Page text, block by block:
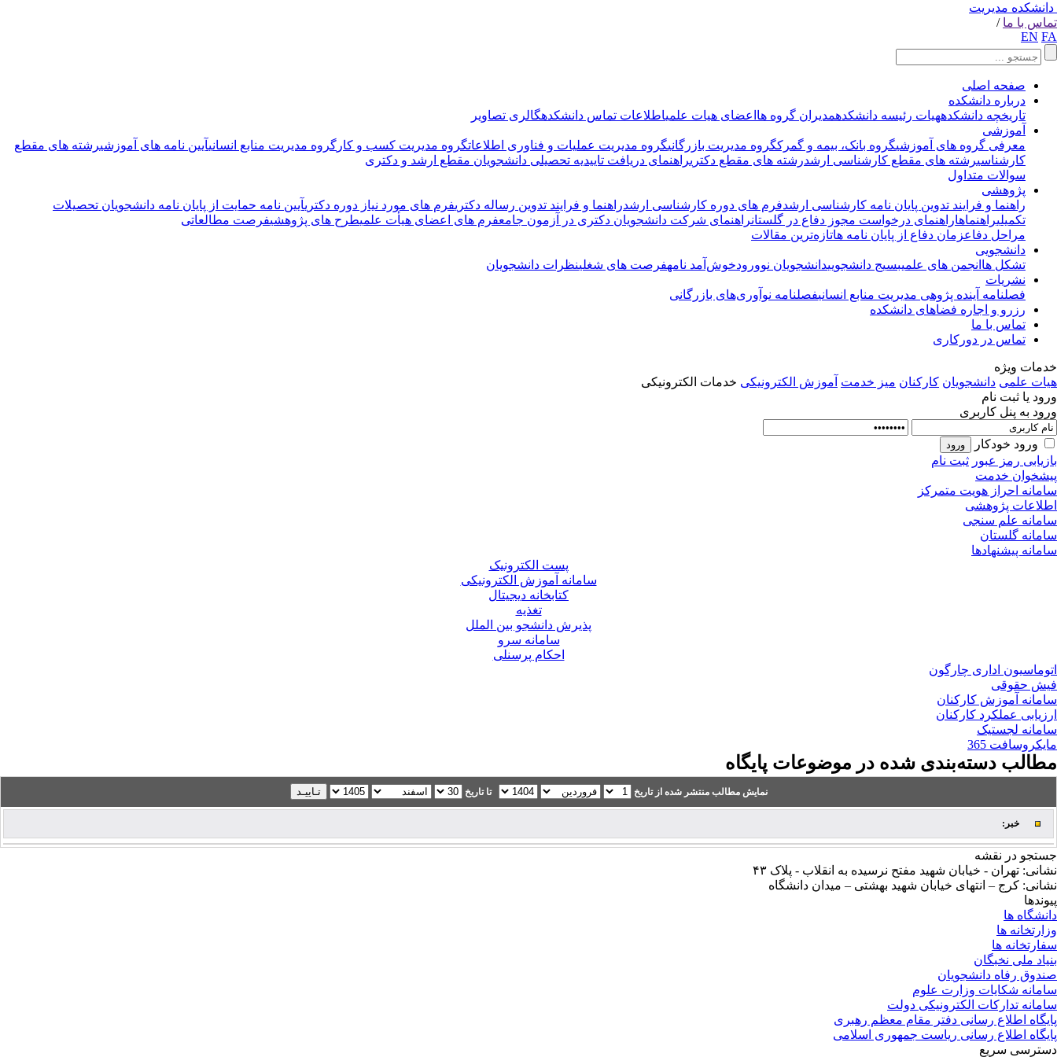
دانشکده مدیریت
تماس با ما /
EN FA
صفحه اصلی
درباره دانشکده
تاریخچه دانشکدههیات رئیسه دانشکدهمدیران گروه ها اعضای هیات علمیاطلاعات تماس دانشکدهگالری تصاویر
آموزشی
معرفی گروه های آموزشیگروه بانک، بیمه و گمرکگروه مدیریت بازرگانیگروه مدیریت عملیات و فناوری اطلاعاتگروه مدیریت کسب و کار گروه مدیریت منابع انسانیآیین نامه های آموزشیرشته های مقطع
کارشناسیرشته های مقطع کارشناسی ارشدرشته های مقطع دکتریراهنمای دریافت تاییدیه تحصیلی دانشجویان مقطع ارشد و دکتری
سوالات متداول
پژوهشی
راهنما و فرایند تدوین پایان نامه کارشناسی ارشدفرم های دوره کارشناسی ارشدراهنما و فرایند تدوین رساله دکتریفرم های مورد نیاز دوره دکتریآیین نامه حمایت از پایان نامه دانشجویان تحصیلات
تکمیلیراهنماهاراهنمای درخواست مجوز دفاع در گلستانراهنمای شرکت دانشجویان دکتری در آزمون جامعفرم های اعضای هیأت علمیطرح های پژوهشیفرصت مطالعاتی
مراحل دفاعزمان دفاع از پایان نامه هاتازه‌ترین مقالات
دانشجویی
تشکل ها انجمن های علمیبسیج دانشجوییدانشجویان نوورودخوش‌آمد نامهفرصت های شغلینظرات دانشجویان
نشریات
فصلنامه آینده پژوهی مدیریت منابع انسانیفصلنامه نوآوری‌های بازرگانی
رزرو و اجاره فضاهای دانشکده
تماس با ما
تماس در دورکاری
خدمات ویژه
هیات علمی دانشجویان کارکنان میز خدمت آموزش الکترونیکی خدمات الکترونیکی
ورود یا ثبت نام
ورود به پنل کاربری
ورود خودکار
بازیابی رمز عبور ثبت نام
پیشخوان خدمت
سامانه احراز هویت متمرکز
اطلاعات پژوهشی
سامانه علم سنجی
سامانه گلستان
سامانه پیشنهادها
پست الکترونیک
سامانه آموزش الکترونیکی
کتابخانه دیجیتال
تغذیه
پذیرش دانشجو بین الملل
سامانه سرو
احکام پرسنلی
اتوماسیون اداری چارگون
فیش حقوقی
سامانه آموزش کارکنان
ارزیابی عملکرد کارکنان
سامانه لجستیک
مایکروسافت 365
مطالب دسته‌بندی شده در موضوعات پایگاه
نمایش مطالب منتشر شده از تاریخ تا تاریخ
خبر:
جستجو در نقشه
نشانی: تهران - خیابان شهید مفتح نرسیده به انقلاب - پلاک ۴۳
نشانی: کرج – انتهای خیابان شهید بهشتی – میدان دانشگاه
پیوندها
دانشگاه ها
وزارتخانه ها
سفارتخانه ها
بنیاد ملی نخبگان
صندوق رفاه دانشجویان
سامانه شکایات وزارت علوم
سامانه تدارکات الکترونیکی دولت
پایگاه اطلاع رسانی دفتر مقام معظم رهبری
پایگاه اطلاع رسانی ریاست جمهوری اسلامی
دسترسی سریع